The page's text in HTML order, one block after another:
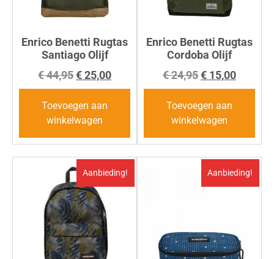
Enrico Benetti Rugtas
Santiago Olijf
€44,95€25,00
Toevoegen aan
winkelwagen
Enrico Benetti Rugtas
Cordoba Olijf
€24,95€ 15,00
Toevoegen aan
winkelwagen
Aanbieding! Aanbieding!